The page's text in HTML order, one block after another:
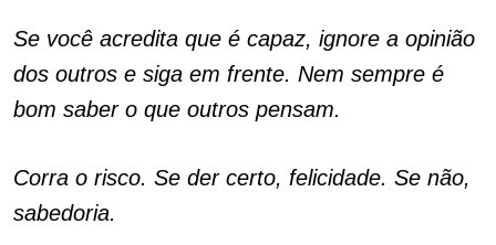
Se você acredita que é capaz, ignore a opinião
dos outros e siga em frente. Nem sempre é
bom saber o que outros pensam.
Corra o risco. Se der certo, felicidade. Se não,
sabedoria.